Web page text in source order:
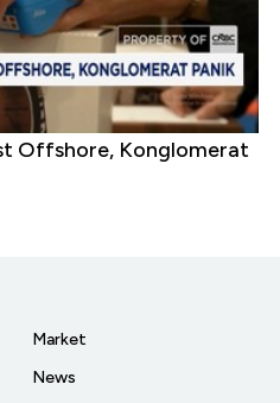
Offshore, Konglomerat
Market
News